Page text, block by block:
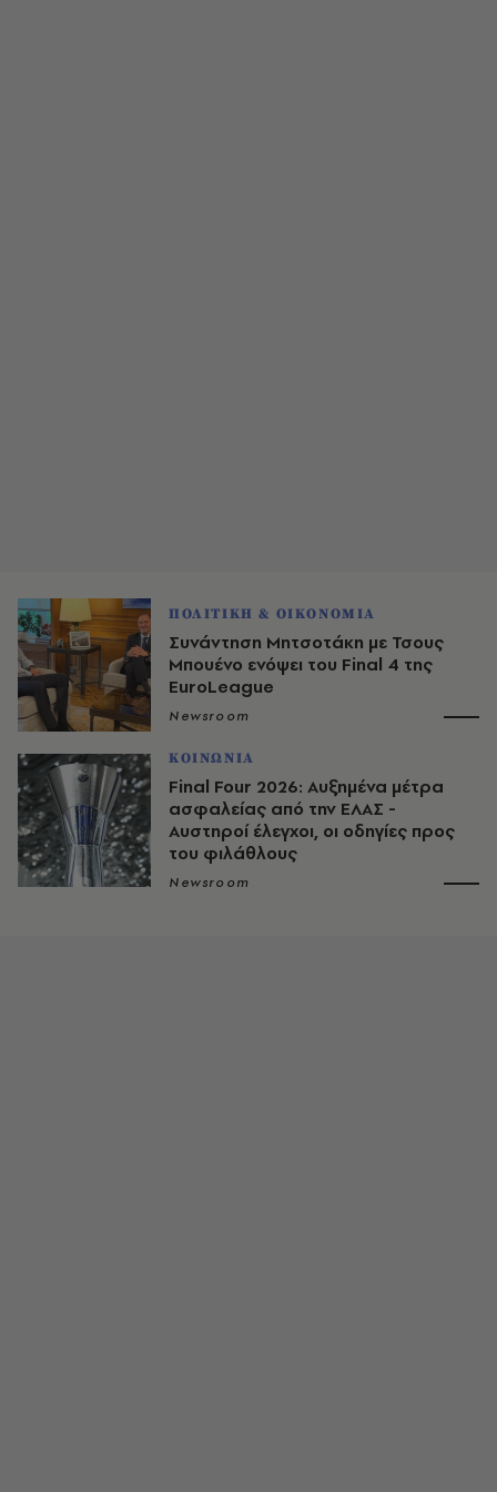
ΠΟΛΙΤΙΚΗ & ΟΙΚΟΝΟΜΙΑ
Συνάντηση Μητσοτάκη με Τσους
Μπουένο ενόψει του Final 4 της
EuroLeague
Newsroom
ΚΟΙΝΩΝΙΑ
Final Four 2026: Αυξημένα μέτρα
ασφαλείας από την ΕΛΑΣ -
Αυστηροί έλεγχοι, οι οδηγίες προς
του φιλάθλους
Newsroom